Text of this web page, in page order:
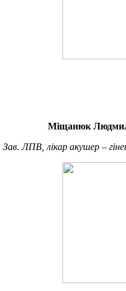
Міщанюк
Зав. ЛПВ, лікар акушер –